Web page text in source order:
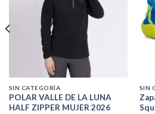
Add to
wishlist
SIN CATEGORÍA
POLAR VALLE DE LA LUNA
HALF ZIPPER MUJER 2026
SIN